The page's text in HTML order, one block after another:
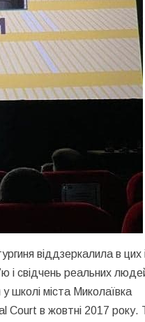
віддзеркалила в цих
і свідчень реальних
у школі міста Миколаївка
Court в жовтні 2017 року.